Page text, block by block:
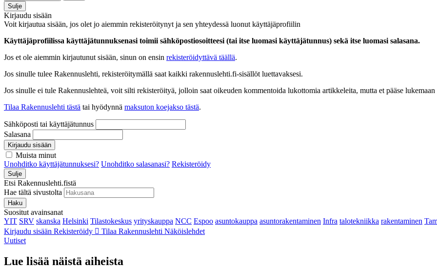
Sulje
Kirjaudu sisään
Voit kirjautua sisään, jos olet jo aiemmin rekisteröitynyt ja sen yhteydessä luonut käyttäjäprofiilin
Käyttäjäprofiilissa käyttäjätunnuksenasi toimii sähköpostiosoitteesi (tai itse luomasi käyttäjätunnus) sekä itse luomasi salasana.
Jos et ole aiemmin kirjautunut sisään, sinun on ensin rekisteröidyttävä täällä.
Jos sinulle tulee Rakennuslehti, rekisteröitymällä saat kaikki rakennuslehti.fi-sisällöt luettavaksesi.
Jos sinulle ei tule Rakennuslehteä, voit silti rekisteröityä, jolloin saat oikeuden kommentoida lukottomia artikkeleita, mutta et pääse
Tilaa Rakennuslehti tästä tai hyödynnä maksuton koejakso tästä.
Sähköposti tai käyttäjätunnus
Salasana
Kirjaudu sisään
Muista minut
Unohditko käyttäjätunnuksesi? Unohditko salasanasi? Rekisteröidy
Sulje
Etsi Rakennuslehti.fistä
Hae tältä sivustolta
Haku
Suositut avainsanat
YIT SRV skanska Helsinki Tilastokeskus yrityskauppa NCC Espoo asuntokauppa asuntorakentaminen Infra talotekniikka rakentaminen
Kirjaudu sisään Rekisteröidy Tilaa Rakennuslehti Näköislehdet
Uutiset
Lue lisää näistä aiheista